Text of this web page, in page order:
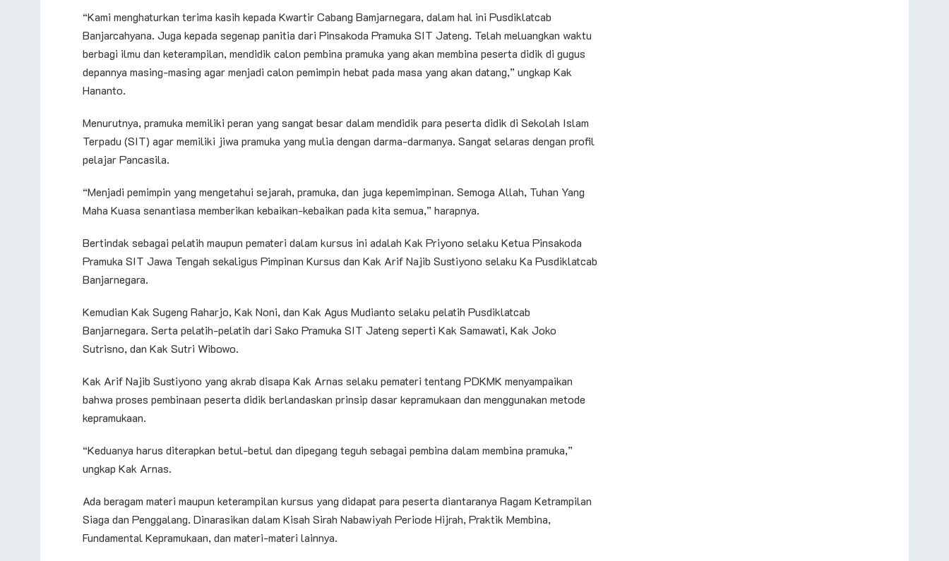
“Kami menghaturkan terima kasih kepada Kwartir Cabang Bamjarnegara, dalam hal ini Pusdiklatcab
Banjarcahyana. Juga kepada segenap panitia dari Pinsakoda Pramuka SIT Jateng. Telah meluangkan waktu
berbagi ilmu dan keterampilan, mendidik calon pembina pramuka yang akan membina peserta didik di gugus
depannya masing-masing agar menjadi calon pemimpin hebat pada masa yang akan datang,” ungkap Kak
Hananto.
Menurutnya, pramuka memiliki peran yang sangat besar dalam mendidik para peserta didik di Sekolah Islam
Terpadu (SIT) agar memiliki jiwa pramuka yang mulia dengan darma-darmanya. Sangat selaras dengan profil
pelajar Pancasila.
“Menjadi pemimpin yang mengetahui sejarah, pramuka, dan juga kepemimpinan. Semoga Allah, Tuhan Yang
Maha Kuasa senantiasa memberikan kebaikan-kebaikan pada kita semua,” harapnya.
Bertindak sebagai pelatih maupun pemateri dalam kursus ini adalah Kak Priyono selaku Ketua Pinsakoda
Pramuka SIT Jawa Tengah sekaligus Pimpinan Kursus dan Kak Arif Najib Sustiyono selaku Ka Pusdiklatcab
Banjarnegara.
Kemudian Kak Sugeng Raharjo, Kak Noni, dan Kak Agus Mudianto selaku pelatih Pusdiklatcab
Banjarnegara. Serta pelatih-pelatih dari Sako Pramuka SIT Jateng seperti Kak Samawati, Kak Joko
Sutrisno, dan Kak Sutri Wibowo.
Kak Arif Najib Sustiyono yang akrab disapa Kak Arnas selaku pemateri tentang PDKMK menyampaikan
bahwa proses pembinaan peserta didik berlandaskan prinsip dasar kepramukaan dan menggunakan metode
kepramukaan.
“Keduanya harus diterapkan betul-betul dan dipegang teguh sebagai pembina dalam membina pramuka,”
ungkap Kak Arnas.
Ada beragam materi maupun keterampilan kursus yang didapat para peserta diantaranya Ragam Ketrampilan
Siaga dan Penggalang. Dinarasikan dalam Kisah Sirah Nabawiyah Periode Hijrah, Praktik Membina,
Fundamental Kepramukaan, dan materi-materi lainnya.